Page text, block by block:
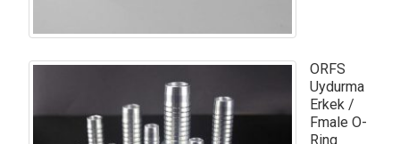
ORFS
Uydurma
Erkek /
Fmale O-
Ring